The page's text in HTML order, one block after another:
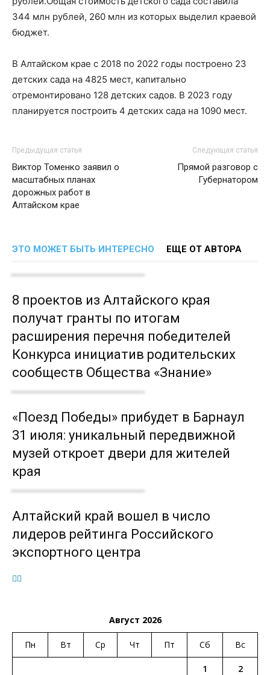
344 млн рублей, 260 млн из которых выделил краевой
бюджет.
В Алтайском крае с 2018 по 2022 годы построено 23
детских сада на 4825 мест, капитально
отремонтировано 128 детских садов. В 2023 году
планируется построить 4 детских сада на 1090 мест.
Предыдущая статья
Виктор Томенко заявил о
масштабных планах
дорожных работ в
Алтайском крае
Следующая статья
Прямой разговор с
Губернатором
ЭТО МОЖЕТ БЫТЬ ИНТЕРЕСНО ЕЩЕ ОТ АВТОРА
8 проектов из Алтайского края
получат гранты по итогам
расширения перечня победителей
Конкурса инициатив родительских
сообществ Общества «Знание»
«Поезд Победы» прибудет в Барнаул
31 июля: уникальный передвижной
музей откроет двери для жителей
края
Алтайский край вошел в число
лидеров рейтинга Российского
экспортного центра
Август 2026
Пн Вт Ср Чт Пт Сб Вс
1
2